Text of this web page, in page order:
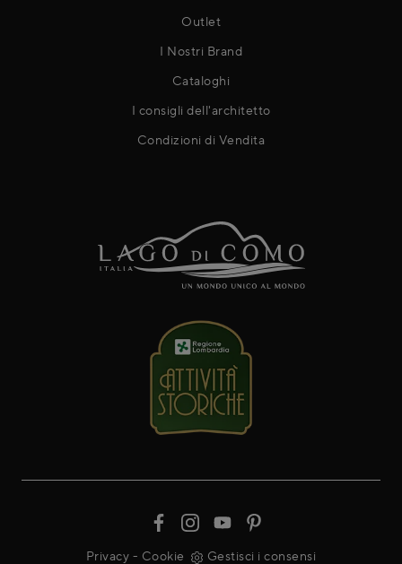
Outlet
I Nostri Brand
Cataloghi
I consigli dell'architetto
Condizioni di Vendita
Privacy - Cookie Gestisci i consensi